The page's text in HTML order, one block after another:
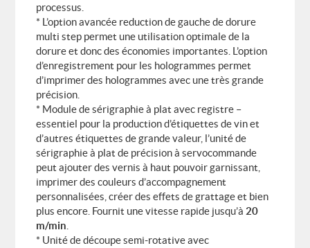
processus.
* L’option avancée reduction de gauche de dorure
multi step permet une utilisation optimale de la
dorure et donc des économies importantes. L’option
d’enregistrement pour les hologrammes permet
d’imprimer des hologrammes avec une très grande
précision.
* Module de sérigraphie à plat avec registre –
essentiel pour la production d’étiquettes de vin et
d’autres étiquettes de grande valeur, l’unité de
sérigraphie à plat de précision à servocommande
peut ajouter des vernis à haut pouvoir garnissant,
imprimer des couleurs d’accompagnement
personnalisées, créer des effets de grattage et bien
plus encore. Fournit une vitesse rapide jusqu’à 20
m/min
* Unité de découpe semi-rotative avec